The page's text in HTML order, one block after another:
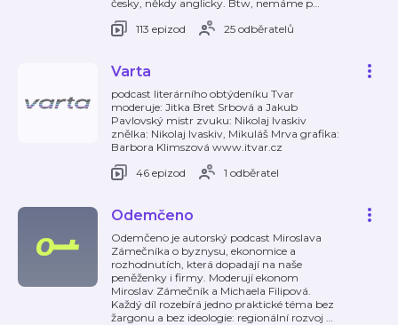
česky, někdy anglicky. Btw, nemáme p…
113 epizod
25 odběratelů
Varta
podcast literárního obtýdeníku Tvar
moderuje: Jitka Bret Srbová a Jakub
Pavlovský mistr zvuku: Nikolaj Ivaskiv
znělka: Nikolaj Ivaskiv, Mikuláš Mrva grafika:
Barbora Klimszová www.itvar.cz
46 epizod
1 odběratel
Odemčeno
Odemčeno je autorský podcast Miroslava
Zámečníka o byznysu, ekonomice a
rozhodnutích, která dopadají na naše
peněženky i firmy. Moderují ekonom
Miroslav Zámečník a Michaela Filipová.
Každý díl rozebírá jedno praktické téma bez
žargonu a bez ideologie: regionální rozvoj …